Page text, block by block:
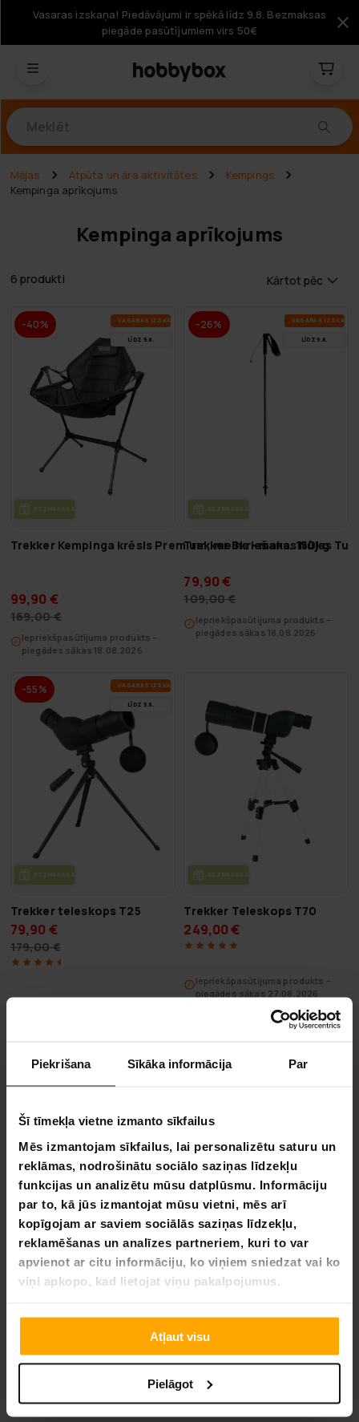
Piekrišana Sīkāka informācija Par
Šī tīmekļa vietne izmanto sīkfailus
Mēs izmantojam sīkfailus, lai personalizētu saturu un
reklāmas, nodrošinātu sociālo saziņas līdzekļu
funkcijas un analizētu mūsu datplūsmu. Informāciju
par to, kā jūs izmantojat mūsu vietni, mēs arī
kopīgojam ar saviem sociālās saziņas līdzekļu,
reklamēšanas un analīzes partneriem, kuri to var
apvienot ar citu informāciju, ko viņiem sniedzat vai ko
viņi apkopo, kad lietojat viņu pakalpojumus.
Atļaut visu
Pielāgot
Vasaras izskaņa! Piedāvājumi ir spēkā līdz 9.8. Bezmaksas
piegāde pasūtījumiem virs 50€
Mājas Atpūta un āra aktivitātes
Kempings
Kempinga aprīkojums
Kempinga aprīkojums
6 produkti Kārtot pēc
-40% VA­SA­RAS IZ­SKA­ŅA
LĪDZ 9.8.
BEZ­MAK­SAS PIE­GĀ­DE
Trekker Kempinga krēsls Premium, melns - maks. 150kg
99,90 €
169,00 €
Iepriekšpasūtījuma produkts –
piegādes sākas 18.08.2026
-26% VA­SA­RAS IZ­SKA­ŅA
LĪDZ 9.8.
BEZ­MAK­SAS PIE­GĀ­DE
Trekker Skriešanas Nūjas
79,90 €
109,00 €
Iepriekšpasūtījuma produkts –
piegādes sākas 18.08.2026
-55% VA­SA­RAS IZ­SKA­ŅA
LĪDZ 9.8.
BEZ­MAK­SAS PIE­GĀ­DE
Trekker teleskops T25
79,90 €
179,00 €
BEZ­MAK­SAS PIE­GĀ­DE
Trekker Teleskops T70
249,00 €
Iepriekšpasūtījuma produkts –
piegādes sākas 27.08.2026
Deep Sea peldēšanas apavi
19,90 €
Deep Sea neoprēna cimdi
19,90 €